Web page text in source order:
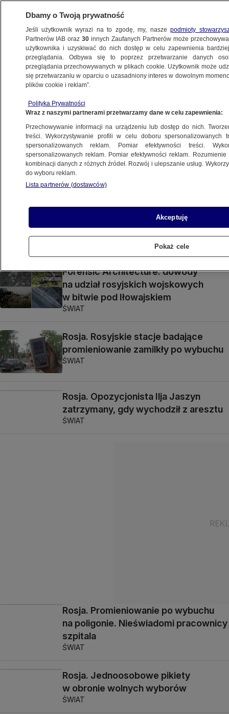
ROSJA
Rosyjskie stacje badające
promieniowanie zamilkły po wybuchu
na poligonie doświadczalnym
ŚWIAT
Rosja. Żołnierz opowiada
mieszkańcom Nienoksy o wybuchu
na poligonie
Spotkanie Emmanuela Macrona
Forensic Architecture: dowody
na udział rosyjskich wojskowych
w bitwie pod Iłowajskiem
ŚWIAT
Rosja. Rosyjskie stacje badające
promieniowanie zamilkły po wybuchu
ŚWIAT
Rosja. Opozycjonista Ilja Jaszyn
zatrzymany, gdy wychodził z aresztu
ŚWIAT
Rosja. Promieniowanie po wybuchu
na poligonie. Nieświadomi pracownicy
szpitala
ŚWIAT
Rosja. Jednoosobowe pikiety
w obronie wolnych wyborów
ŚWIAT
Dbamy o Twoją prywatność
Jeśli użytkownik wyrazi na to zgodę, my, naszepodmioty
Partnerów IAB oraz30 innych Zaufanych Partnerów może
użytkownika i uzyskiwać do nich dostęp w celu zapewnienia
przeglądania. Odbywa się to poprzez przetwarzanie danych
przeglądania przechowywanych w plikach cookie. Użytkownik może
się przetwarzaniu w oparciu o uzasadniony interes w dowolnym
plików cookie i reklam”.
Polityka Prywatności
Wraz z naszymi partnerami przetwarzamy dane w celu zapewnienia:
Przechowywanie informacji na urządzeniu lub dostęp do nich.
treści. Wykorzystywanie profili w celu doboru spersonalizowanych
spersonalizowanych reklam. Pomiar efektywności treści.
spersonalizowanych reklam. Pomiar efektywności reklam.
kombinacji danych z różnych źródeł. Rozwój i ulepszanie usług.
do wyboru reklam.
Lista partnerów (dostawców)
Akceptuję
Pokaż cele